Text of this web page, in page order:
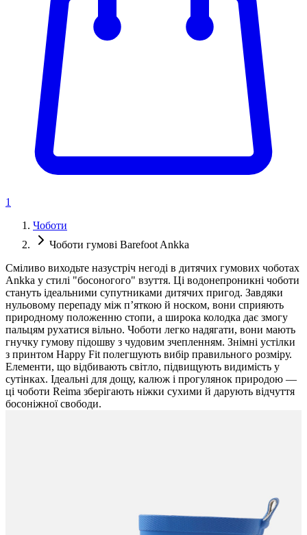
1
Чоботи
Чоботи гумові Barefoot Ankka
Сміливо виходьте назустріч негоді в дитячих гумових чоботах
Ankka у стилі "босоногого" взуття. Ці водонепроникні чоботи
стануть ідеальними супутниками дитячих пригод. Завдяки
нульовому перепаду між п’яткою й носком, вони сприяють
природному положенню стопи, а широка колодка дає змогу
пальцям рухатися вільно. Чоботи легко надягати, вони мають
гнучку гумову підошву з чудовим зчепленням. Знімні устілки
з принтом Happy Fit полегшують вибір правильного розміру.
Елементи, що відбивають світло, підвищують видимість у
сутінках. Ідеальні для дощу, калюж і прогулянок природою —
ці чоботи Reima зберігають ніжки сухими й дарують відчуття
босоніжної свободи.